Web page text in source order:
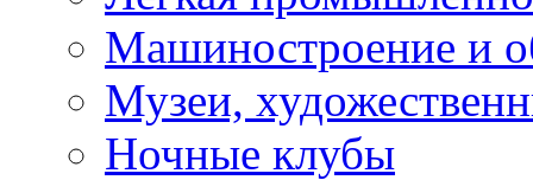
Машиностроение и
Музеи,
Ночные клубы